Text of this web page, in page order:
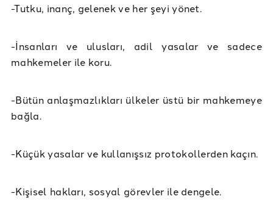
-Tutku, inanç, gelenek ve her şeyi yönet.
-İnsanları ve ulusları, adil yasalar ve sadece
mahkemeler ile koru.
-Bütün anlaşmazlıkları ülkeler üstü bir mahkemeye
bağla.
-Küçük yasalar ve kullanışsız protokollerden kaçın.
-Kişisel hakları, sosyal görevler ile dengele.